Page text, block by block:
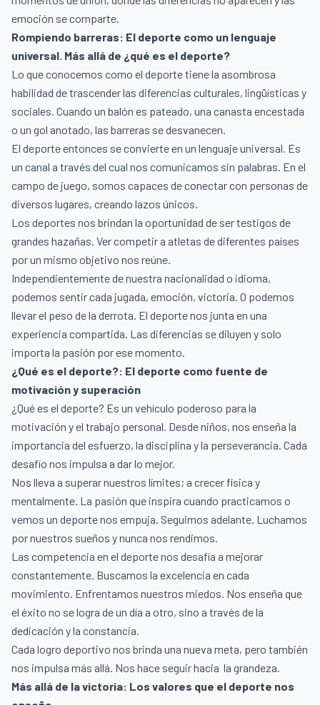
emoción se comparte.
Rompiendo barreras: El deporte como un lenguaje
universal. Más allá de ¿qué es el deporte?
Lo que conocemos como el deporte tiene la asombrosa
habilidad de trascender las diferencias culturales, lingüísticas y
sociales. Cuando un balón es pateado, una canasta encestada
o un gol anotado, las barreras se desvanecen.
El deporte entonces se convierte en un lenguaje universal. Es
un canal a través del cual nos comunicamos sin palabras. En el
campo de juego, somos capaces de conectar con personas de
diversos lugares, creando lazos únicos.
Los deportes nos brindan la oportunidad de ser testigos de
grandes hazañas. Ver competir a atletas de diferentes países
por un mismo objetivo nos reúne.
Independientemente de nuestra nacionalidad o idioma,
podemos sentir cada jugada, emoción, victoria. O podemos
llevar el peso de la derrota. El deporte nos junta en una
experiencia compartida. Las diferencias se diluyen y solo
importa la pasión por ese momento.
¿Qué es el deporte?: El deporte como fuente de
motivación y superación
¿Qué es el deporte? Es un vehículo poderoso para la
motivación y el trabajo personal. Desde niños, nos enseña la
importancia del esfuerzo, la disciplina y la perseverancia. Cada
desafío nos impulsa a dar lo mejor.
Nos lleva a superar nuestros límites; a crecer física y
mentalmente. La pasión que inspira cuando practicamos o
vemos un deporte nos empuja. Seguimos adelante. Luchamos
por nuestros sueños y nunca nos rendimos.
Las competencia en el deporte nos desafía a mejorar
constantemente. Buscamos la excelencia en cada
movimiento. Enfrentamos nuestros miedos. Nos enseña que
el éxito no se logra de un día a otro, sino a través de la
dedicación y la constancia.
Cada logro deportivo nos brinda una nueva meta, pero también
nos impulsa más allá. Nos hace seguir hacia la grandeza.
Más allá de la victoria: Los valores que el deporte nos